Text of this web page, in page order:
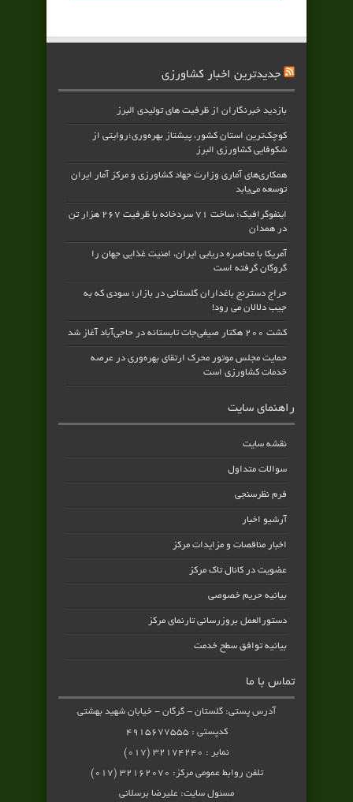
جدیدترین اخبار کشاورزی
بازدید خبرنگاران از ظرفیت های تولیدی البرز
کوچک‌ترین استان کشور، پیشتاز بهره‌وری؛روایتی از
شکوفایی کشاورزی البرز
همکاری‌های آماری وزارت جهاد کشاورزی و مرکز آمار ایران
توسعه می‌یابد
اینفوگرافیک؛ ساخت ۷۱ سردخانه با ظرفیت ۲۶۷ هزار تن
در همدان
آمریکا با محاصره دریایی ایران، امنیت غذایی جهان را
گروگان گرفته است
حراج دسترنج باغداران گلستانی در بازار؛ سودی که به
جیب دلالان می رود!
کشت ۲۰۰ هکتار صیفی‌جات تابستانه در حاجی‌آباد آغاز شد
حمایت مجلس موتور محرک ارتقای بهره‌وری در عرصه
خدمات کشاورزی است
راهنمای سایت
نقشه سایت
سوالات متداول
فرم نظرسنجی
آرشیو اخبار
اخبار مناقصات و مزایدات مرکز
عضویت در کانال تاک مرکز
بیانیه حریم خصوصی
دستورالعمل بروزرسانی تارنمای مرکز
بیانیه توافق سطح خدمت
تماس با ما
آدرس پستی: گلستان - گرگان - خیابان شهید بهشتی
کدپستی : ۴۹۱۵۶۷۷۵۵۵
نمابر : ۳۲۱۷۴۲۴۰ (۰۱۷)
تلفن روابط عمومی مرکز: ۳۲۱۶۲۰۷۰ (۰۱۷)
مسئول سایت: علیرضا برسلانی